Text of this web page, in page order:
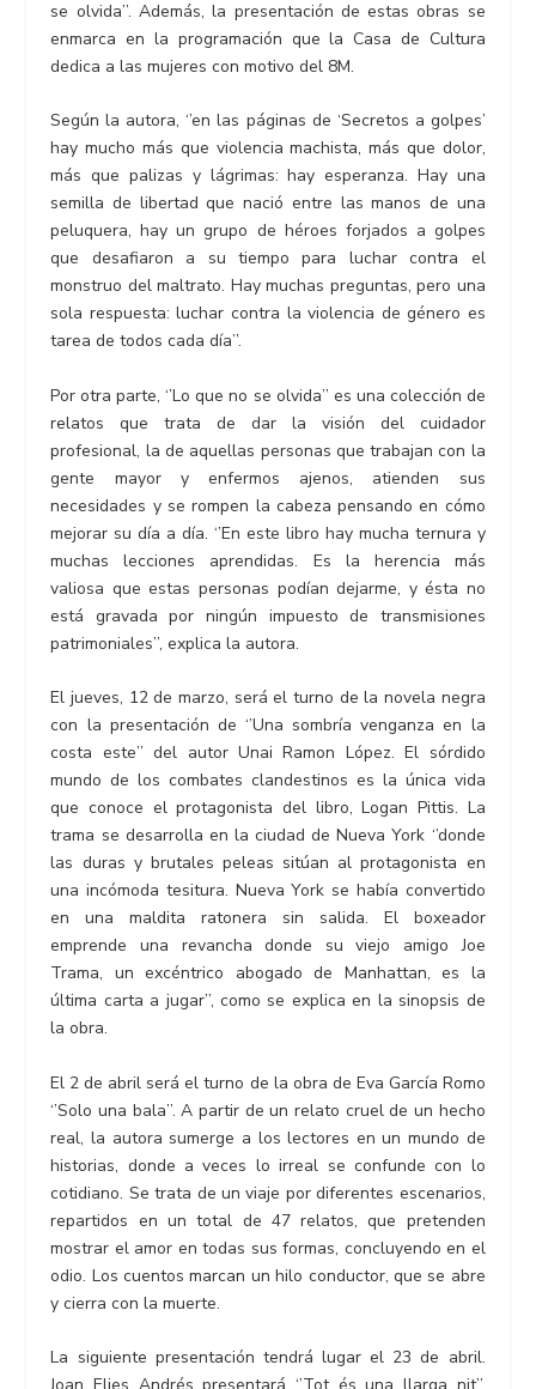
se olvida’’. Además, la presentación de estas obras se
enmarca en la programación que la Casa de Cultura
dedica a las mujeres con motivo del 8M.
Según la autora, ‘’en las páginas de ‘Secretos a golpes’
hay mucho más que violencia machista, más que dolor,
más que palizas y lágrimas: hay esperanza. Hay una
semilla de libertad que nació entre las manos de una
peluquera, hay un grupo de héroes forjados a golpes
que desafiaron a su tiempo para luchar contra el
monstruo del maltrato. Hay muchas preguntas, pero una
sola respuesta: luchar contra la violencia de género es
tarea de todos cada día’’.
Por otra parte, ‘’Lo que no se olvida’’ es una colección de
relatos que trata de dar la visión del cuidador
profesional, la de aquellas personas que trabajan con la
gente mayor y enfermos ajenos, atienden sus
necesidades y se rompen la cabeza pensando en cómo
mejorar su día a día. ‘’En este libro hay mucha ternura y
muchas lecciones aprendidas. Es la herencia más
valiosa que estas personas podían dejarme, y ésta no
está gravada por ningún impuesto de transmisiones
patrimoniales’’, explica la autora.
El jueves, 12 de marzo, será el turno de la novela negra
con la presentación de ‘’Una sombría venganza en la
costa este’’ del autor Unai Ramon López. El sórdido
mundo de los combates clandestinos es la única vida
que conoce el protagonista del libro, Logan Pittis. La
trama se desarrolla en la ciudad de Nueva York ‘’donde
las duras y brutales peleas sitúan al protagonista en
una incómoda tesitura. Nueva York se había convertido
en una maldita ratonera sin salida. El boxeador
emprende una revancha donde su viejo amigo Joe
Trama, un excéntrico abogado de Manhattan, es la
última carta a jugar’’, como se explica en la sinopsis de
la obra.
El 2 de abril será el turno de la obra de Eva García Romo
‘’Solo una bala’’. A partir de un relato cruel de un hecho
real, la autora sumerge a los lectores en un mundo de
historias, donde a veces lo irreal se confunde con lo
cotidiano. Se trata de un viaje por diferentes escenarios,
repartidos en un total de 47 relatos, que pretenden
mostrar el amor en todas sus formas, concluyendo en el
odio. Los cuentos marcan un hilo conductor, que se abre
y cierra con la muerte.
La siguiente presentación tendrá lugar el 23 de abril.